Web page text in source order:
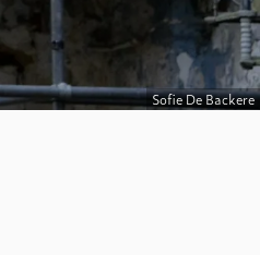
Sofie De Backere